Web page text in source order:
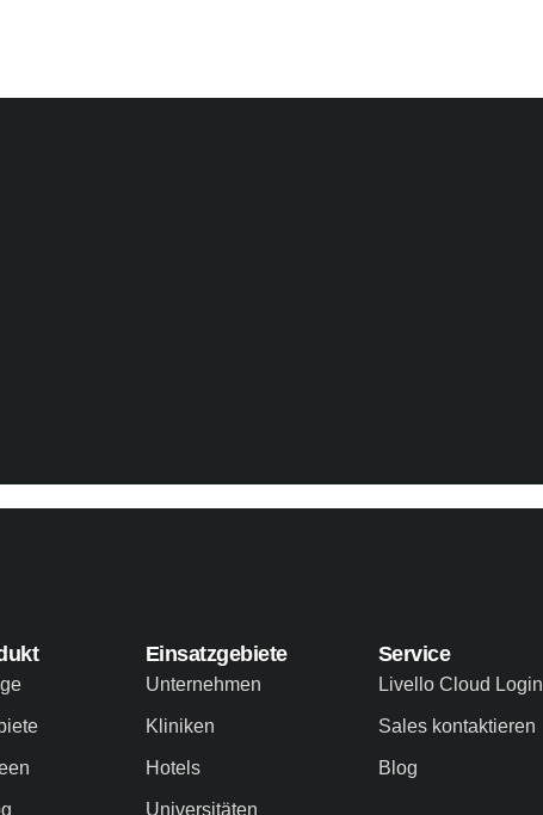
Einsatzgebiete
Unternehmen
Kliniken
Hotels
Universitäten
Service
Livello Cloud Login
Sales kontaktieren
Blog